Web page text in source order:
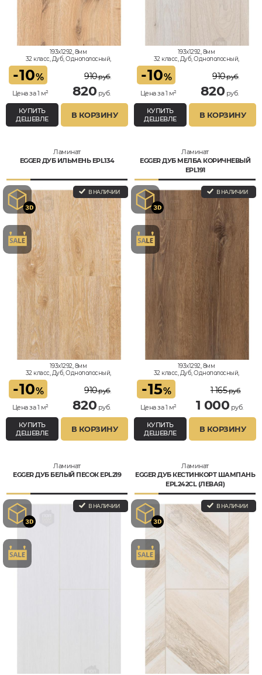
193x1292, 8мм
32 класс, Дуб, Однополосный,
-10%
Цена за 1 м²
910руб.
820 руб.
КУПИТЬ
ДЕШЕВЛЕ
В КОРЗИНУ
193x1292, 8мм
32 класс, Дуб, Однополосный,
-10%
Цена за 1 м²
910руб.
820 руб.
КУПИТЬ
ДЕШЕВЛЕ
В КОРЗИНУ
Ламинат
EGGER ДУБ ИЛЬМЕНЬ EPL134
В НАЛИЧИИ
193x1292, 8мм
32 класс, Дуб, Однополосный,
-10%
Цена за 1 м²
910руб.
820 руб.
КУПИТЬ
ДЕШЕВЛЕ
В КОРЗИНУ
Ламинат
EGGER ДУБ МЕЛБА КОРИЧНЕВЫЙ
EPL191
В НАЛИЧИИ
193x1292, 8мм
32 класс, Дуб, Однополосный,
-15%
Цена за 1 м²
1 165руб.
1 000 руб.
КУПИТЬ
ДЕШЕВЛЕ
В КОРЗИНУ
Ламинат
EGGER ДУБ БЕЛЫЙ ПЕСОК EPL219
В НАЛИЧИИ
Ламинат
EGGER ДУБ КЕСТИНКОРТ ШАМПАНЬ
EPL242CL (ЛЕВАЯ)
В НАЛИЧИИ